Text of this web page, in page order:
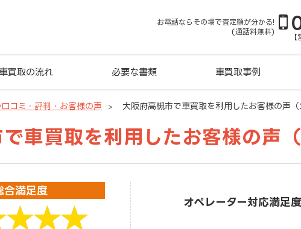
お電話ならその場で査定額が分かる!
(通話料無料)
車買取の流れ 必要な書類 車買取事例
コミ・評判・お客様の声 大阪府高槻市で車買取を利用したお客様の声
車買取を利用したお客様の声
合満足度
オペレーター対応満足度